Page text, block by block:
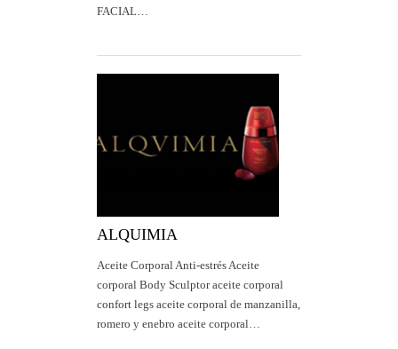
FACIAL…
ALQUIMIA
Aceite Corporal Anti-estrés Aceite
corporal Body Sculptor aceite corporal
confort legs aceite corporal de manzanilla,
romero y enebro aceite corporal…